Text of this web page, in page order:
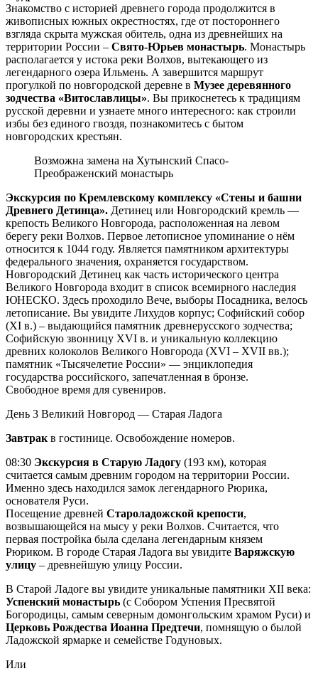
Знакомство с историей древнего города продолжится в
живописных южных окрестностях, где от постороннего
взгляда скрыта мужская обитель, одна из древнейших на
территории России – Свято-Юрьев монастырь. Монастырь
располагается у истока реки Волхов, вытекающего из
легендарного озера Ильмень. А завершится маршрут
прогулкой по новгородской деревне в Музее деревянного
зодчества «Витославлицы». Вы прикоснетесь к традициям
русской деревни и узнаете много интересного: как строили
избы без единого гвоздя, познакомитесь с бытом
новгородских крестьян.
Возможна замена на Хутынский Спасо-
Преображенский монастырь
Экскурсия по Кремлевскому комплексу «Стены и башни
Древнего Детинца». Детинец или Новгородский кремль —
крепость Великого Новгорода, расположенная на левом
берегу реки Волхов. Первое летописное упоминание о нём
относится к 1044 году. Является памятником архитектуры
федерального значения, охраняется государством.
Новгородский Детинец как часть исторического центра
Великого Новгорода входит в список всемирного наследия
ЮНЕСКО. Здесь проходило Вече, выборы Посадника, велось
летописание. Вы увидите Лихудов корпус; Софийский собор
(XI в.) – выдающийся памятник древнерусского зодчества;
Софийскую звонницу XVI в. и уникальную коллекцию
древних колоколов Великого Новгорода (XVI – XVII вв.);
памятник «Тысячелетие России» — энциклопедия
государства российского, запечатленная в бронзе.
Свободное время для сувениров.
День 3 Великий Новгород — Старая Ладога
Завтрак в гостинице. Освобождение номеров.
08:30 Экскурсия в Старую Ладогу (193 км), которая
считается самым древним городом на территории России.
Именно здесь находился замок легендарного Рюрика,
основателя Руси.
Посещение древней Староладожской крепости,
возвышающейся на мысу у реки Волхов. Считается, что
первая постройка была сделана легендарным князем
Рюриком. В городе Старая Ладога вы увидите Варяжскую
улицу – древнейшую улицу России.
В Старой Ладоге вы увидите уникальные памятники XII века:
Успенский монастырь (с Собором Успения Пресвятой
Богородицы, самым северным домонгольским храмом Руси) и
Церковь Рождества Иоанна Предтечи, помнящую о былой
Ладожской ярмарке и семействе Годуновых.
Или